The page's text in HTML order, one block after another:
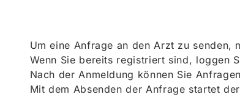
Um eine Anfrage an den Arzt zu
Wenn Sie bereits registriert sind, loggen
Nach der Anmeldung können Sie
Mit dem Absenden der Anfrage startet